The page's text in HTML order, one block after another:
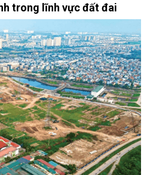
trong lĩnh vực đất đai